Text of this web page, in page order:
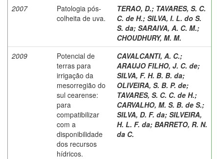
2007
Patologia pós-
colheita de uva.
TERAO, D.; TAVARES, S. C.
C. de H.; SILVA, I. L. do S.
S. da; SARAIVA, A. C. M.;
CHOUDHURY, M. M.
2009
Potencial de
terras para
irrigação da
mesorregião do
sul cearense:
para
compatibilizar
com a
disponibilidade
dos recursos
hídricos.
CAVALCANTI, A. C.;
ARAUJO FILHO, J. C. de;
SILVA, F. H. B. B. da;
OLIVEIRA, S. B. P. de;
TAVARES, S. C. C. de H.;
CARVALHO, M. S. B. de S.;
SILVA, D. F. da; SILVEIRA,
H. L. F. da; BARRETO, R. N.
da C.